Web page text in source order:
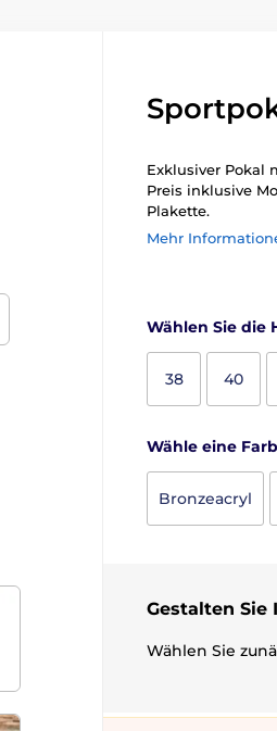
Exklusiver Pokal
Preis inklusive
Plakette.
Mehr
Wählen Sie die
38 40
Wähle eine
Bronzeacryl
Gestalten Sie
Wählen Sie